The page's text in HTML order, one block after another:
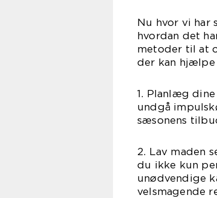
Nu hvor vi har
hvordan det
metoder til at
der kan
1. Planlæg
undgå
sæsonens
2. Lav maden
du ikke kun
unødvendige
velsmagende